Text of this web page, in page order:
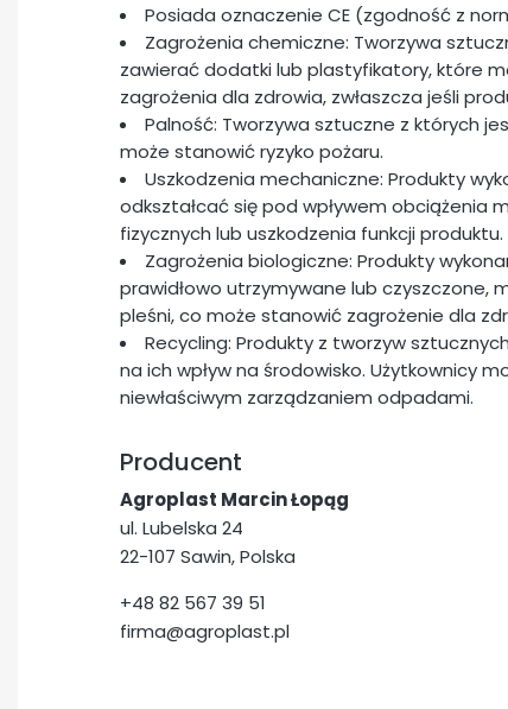
Posiada oznaczenie CE (zgodność z
Zagrożenia chemiczne: Tworzywa
zawierać dodatki lub plastyfikatory, które
zagrożenia dla zdrowia, zwłaszcza jeśli
Palność: Tworzywa sztuczne z których
może stanowić ryzyko pożaru.
Uszkodzenia mechaniczne: Produkty
odkształcać się pod wpływem obciążenia
fizycznych lub uszkodzenia funkcji produktu.
Zagrożenia biologiczne: Produkty
prawidłowo utrzymywane lub czyszczone,
pleśni, co może stanowić zagrożenie dla
Recycling: Produkty z tworzyw
na ich wpływ na środowisko. Użytkownicy
niewłaściwym zarządzaniem odpadami.
Producent
Agroplast Marcin Łopąg
ul. Lubelska 24
22-107 Sawin, Polska
+48 82 567 39 51
firma@agroplast.pl